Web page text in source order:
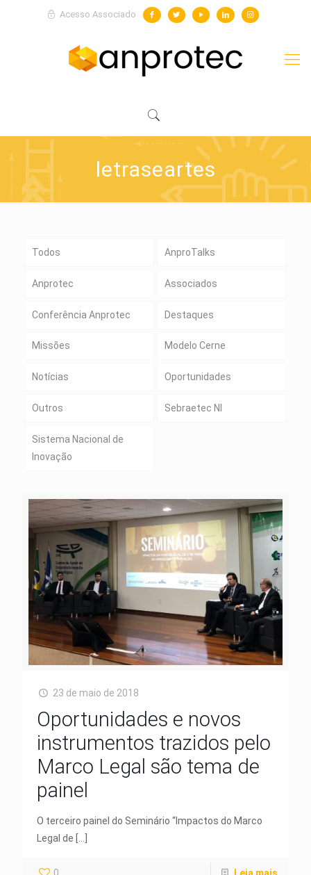
Acesso Associado
letraseartes
Todos AnproTalks
Anprotec Associados
Conferência Anprotec Destaques
Missões Modelo Cerne
Notícias Oportunidades
Outros Sebraetec NI
Sistema Nacional de
Inovação
23 de maio de 2018
Oportunidades e novos
instrumentos trazidos pelo
Marco Legal são tema de
painel
O terceiro painel do Seminário “Impactos do Marco
Legal de […]